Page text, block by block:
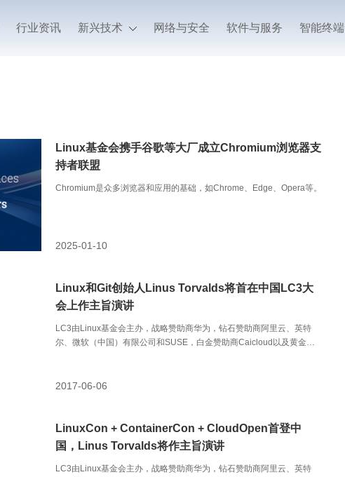
行业资讯 新兴技术 网络与安全 软件与服务 智能终端
Linux基金会携手谷歌等大厂成立Chromium浏览器支
持者联盟
Chromium是众多浏览器和应用的基础，如Chrome、Edge、Opera等。
2025-01-10
Linux和Git创始人Linus Torvalds将首在中国LC3大
会上作主旨演讲
LC3由Linux基金会主办，战略赞助商华为，钻石赞助商阿里云、英特
尔、微软（中国）有限公司和SUSE，白金赞助商Caicloud以及黄金赞
2017-06-06
LinuxCon + ContainerCon + CloudOpen首登中
国，Linus Torvalds将作主旨演讲
LC3由Linux基金会主办，战略赞助商华为，钻石赞助商阿里云、英特